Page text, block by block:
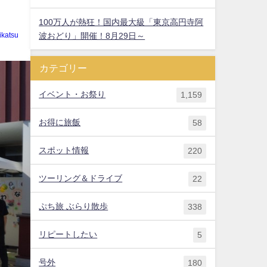
100万人が熱狂！国内最大級「東京高円寺阿
波おどり」開催！8月29日～
カテゴリー
イベント・お祭り 1,159
お得に旅飯 58
スポット情報 220
ツーリング＆ドライブ 22
ぷち旅 ぶらり散歩 338
リピートしたい 5
号外 180